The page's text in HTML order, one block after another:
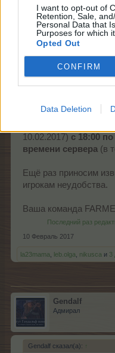
I want to opt-out of
Retention, Sale,
Personal Data that
Purposes for which
Opted Out
CONFIRM
Data Deletion
игру у Бараша
мы запустим
начислим,
ежедневный
дату, полученного
кто вчера получил
самостоятельно,
игрокам бонус:+75 %
10.02.2017) с 18:00
времени сервера (в
Ещё раз приносим
игрокам неудобства.
Ваша команда
Последний раз
10 Февраль 2017
la23mama, leb.olga, nikusca и 3
Gendalf
Адмирал
Gendalf сказал(а): ↑